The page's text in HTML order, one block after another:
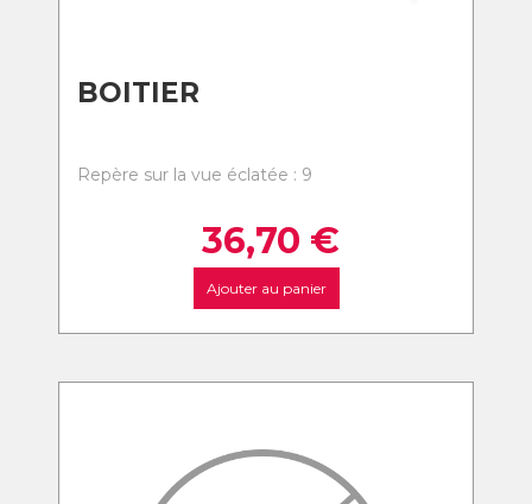
BOITIER
Repère sur la vue éclatée : 9
36,70 €
Ajouter au panier